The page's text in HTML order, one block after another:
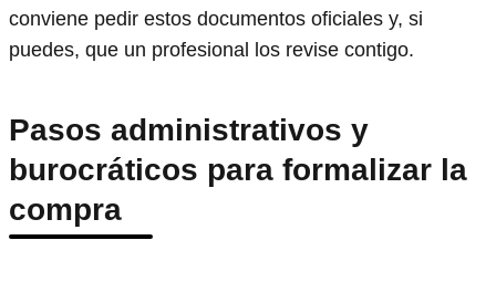
conviene pedir estos documentos oficiales y, si
puedes, que un profesional los revise contigo.
Pasos administrativos y
burocráticos para formalizar la
compra